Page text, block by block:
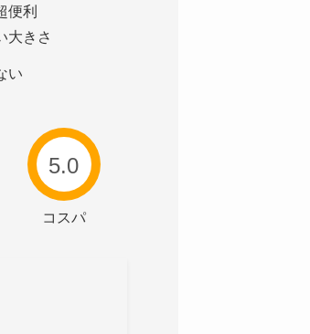
便利
大きさ
い
5.0
コスパ